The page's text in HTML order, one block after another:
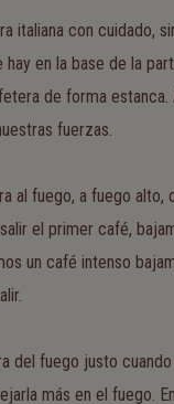
italiana con cuidado,
hay en la base de la
de forma estanca.
fuerzas.
al fuego, a fuego alto,
el primer café,
un café intenso
del fuego justo
más en el fuego.